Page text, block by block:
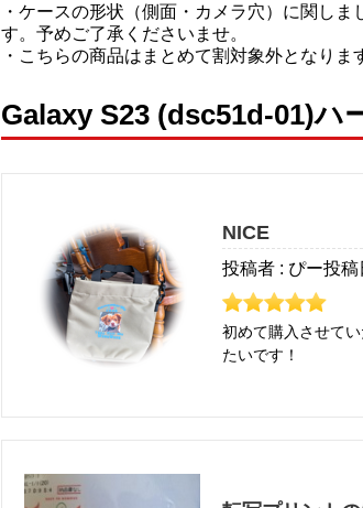
・ケースの形状（側面・カメラ穴）に関し
す。予めご了承くださいませ。
・こちらの商品はまとめて割対象外となりま
Galaxy S23 (dsc51d-01)ハ
NICE
投稿者 : ぴー投稿
初めて購入させて
たいです！